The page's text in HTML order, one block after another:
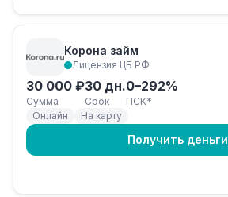
Корона займ
Лицензия ЦБ РФ
30 000 ₽
Сумма
30 дн.
Срок
0–292%
ПСК*
Онлайн
На карту
Получить деньги